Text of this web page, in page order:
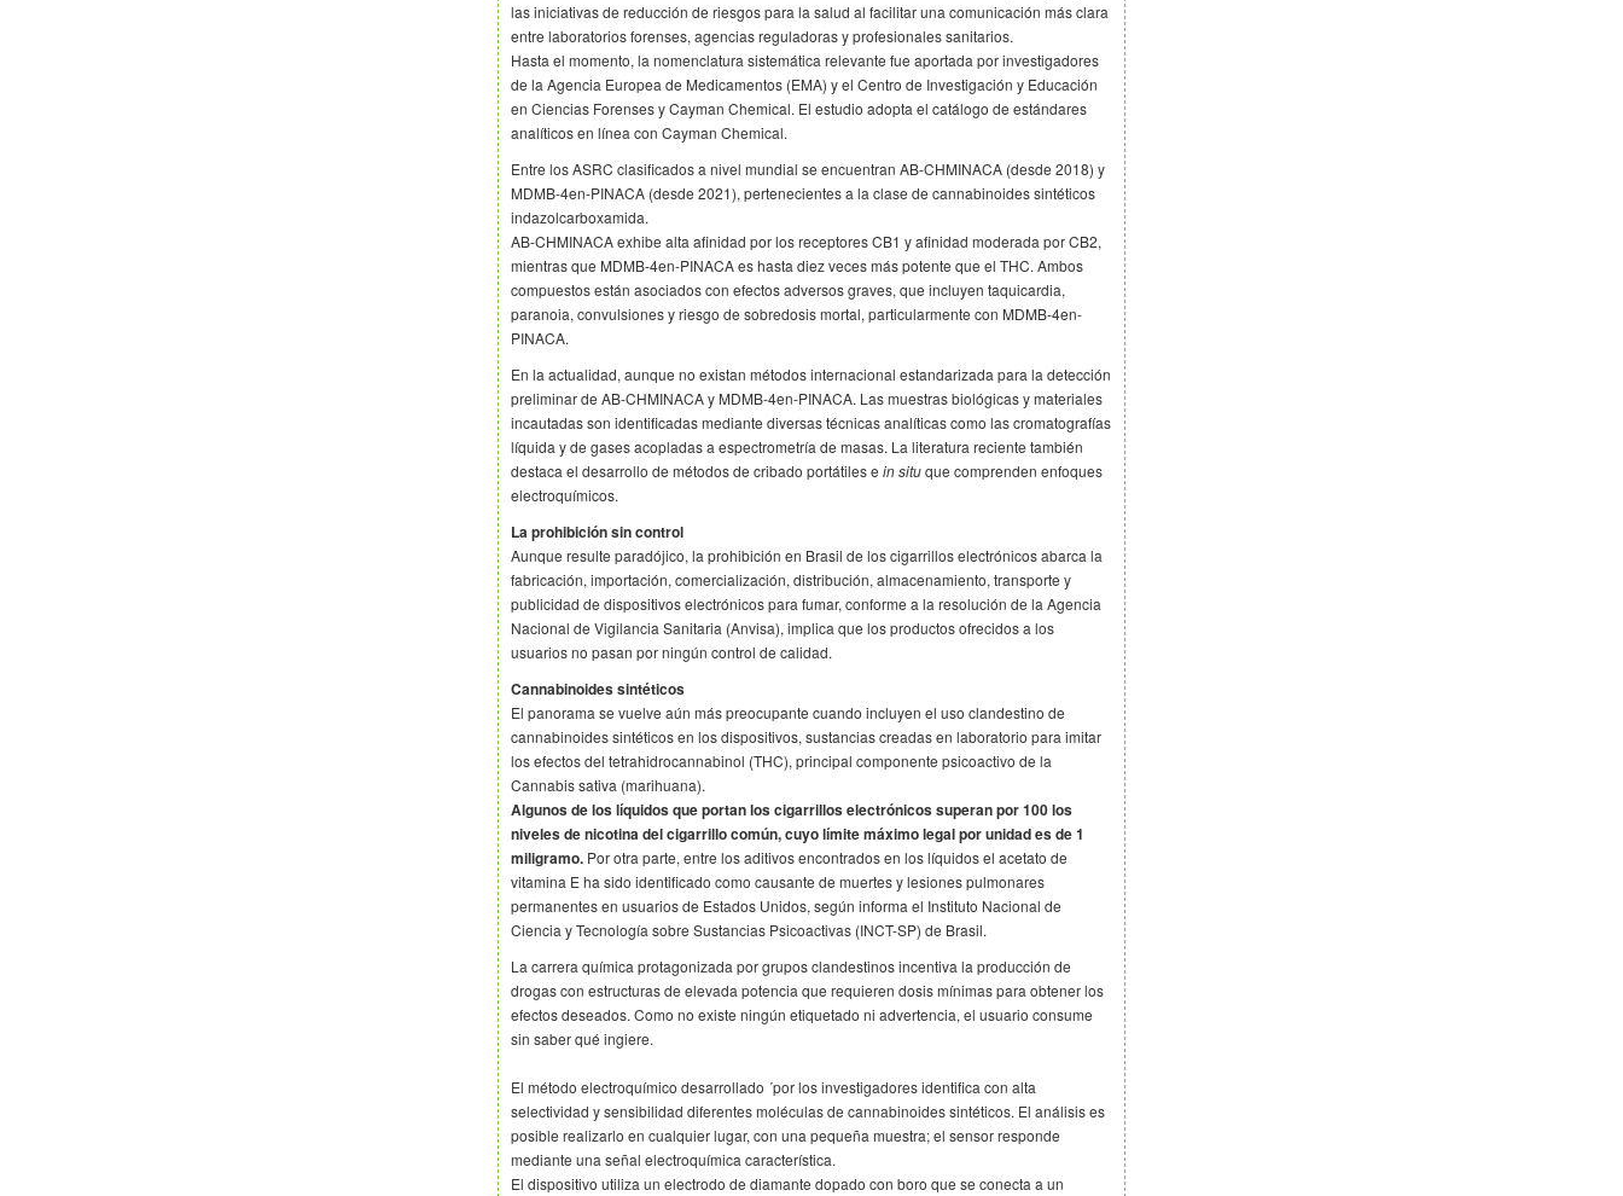
las iniciativas de reducción de riesgos para la salud al facilitar una comunicación más clara
entre laboratorios forenses, agencias reguladoras y profesionales sanitarios.
Hasta el momento, la nomenclatura sistemática relevante fue aportada por investigadores
de la Agencia Europea de Medicamentos (EMA) y el Centro de Investigación y Educación
en Ciencias Forenses y Cayman Chemical. El estudio adopta el catálogo de estándares
analíticos en línea con Cayman Chemical.
Entre los ASRC clasificados a nivel mundial se encuentran AB-CHMINACA (desde 2018) y
MDMB-4en-PINACA (desde 2021), pertenecientes a la clase de cannabinoides sintéticos
indazolcarboxamida.
AB-CHMINACA exhibe alta afinidad por los receptores CB1 y afinidad moderada por CB2,
mientras que MDMB-4en-PINACA es hasta diez veces más potente que el THC. Ambos
compuestos están asociados con efectos adversos graves, que incluyen taquicardia,
paranoia, convulsiones y riesgo de sobredosis mortal, particularmente con MDMB-4en-
PINACA.
En la actualidad, aunque no existan métodos internacional estandarizada para la detección
preliminar de AB-CHMINACA y MDMB-4en-PINACA. Las muestras biológicas y materiales
incautadas son identificadas mediante diversas técnicas analíticas como las cromatografías
líquida y de gases acopladas a espectrometría de masas. La literatura reciente también
destaca el desarrollo de métodos de cribado portátiles e in situque comprenden enfoques
electroquímicos.
La prohibición sin control
Aunque resulte paradójico, la prohibición en Brasil de los cigarrillos electrónicos abarca la
fabricación, importación, comercialización, distribución, almacenamiento, transporte y
publicidad de dispositivos electrónicos para fumar, conforme a la resolución de la Agencia
Nacional de Vigilancia Sanitaria (Anvisa), implica que los productos ofrecidos a los
usuarios no pasan por ningún control de calidad.
Cannabinoides sintéticos
El panorama se vuelve aún más preocupante cuando incluyen el uso clandestino de
cannabinoides sintéticos en los dispositivos, sustancias creadas en laboratorio para imitar
los efectos del tetrahidrocannabinol (THC), principal componente psicoactivo de la
Cannabis sativa (marihuana).
Algunos de los líquidos que portan los cigarrillos electrónicos superan por 100 los
niveles de nicotina del cigarrillo común, cuyo límite máximo legal por unidad es de 1
miligramo. Por otra parte, entre los aditivos encontrados en los líquidos el acetato de
vitamina E ha sido identificado como causante de muertes y lesiones pulmonares
permanentes en usuarios de Estados Unidos, según informa el Instituto Nacional de
Ciencia y Tecnología sobre Sustancias Psicoactivas (INCT-SP) de Brasil.
La carrera química protagonizada por grupos clandestinos incentiva la producción de
drogas con estructuras de elevada potencia que requieren dosis mínimas para obtener los
efectos deseados. Como no existe ningún etiquetado ni advertencia, el usuario consume
sin saber qué ingiere.
El método electroquímico desarrollado ´por los investigadores identifica con alta
selectividad y sensibilidad diferentes moléculas de cannabinoides sintéticos. El análisis es
posible realizarlo en cualquier lugar, con una pequeña muestra; el sensor responde
mediante una señal electroquímica característica.
El dispositivo utiliza un electrodo de diamante dopado con boro que se conecta a un